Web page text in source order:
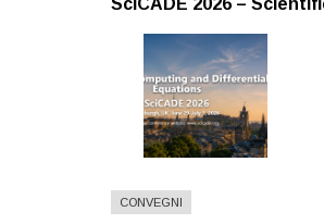
CONVEGNI